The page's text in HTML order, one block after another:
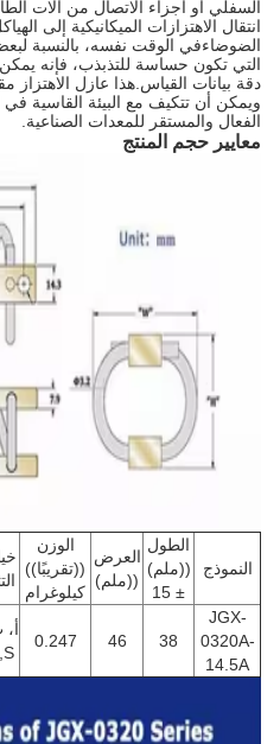
السفلي أو أجزاء الاتصال من آلات
انتقال الاهتزازات الميكانيكية إلى
الضوضاءفي الوقت نفسه، بالنسبة
التي تكون حساسة للتذبذب، فإنه
دقة بيانات القياس.هذا عازل الاهتزاز
ويمكن أن تتكيف مع البيئة القاسية في
الفعال والمستقر للمعدات الصناعية.
معايير حجم المنتج
النموذج
الطول
((ملم)
± 15
العرض
((ملم)
الوزن
((تقريبًا))
كيلوغرام
JGX-
0320A-
14.5A
38
46
0.247
أ،